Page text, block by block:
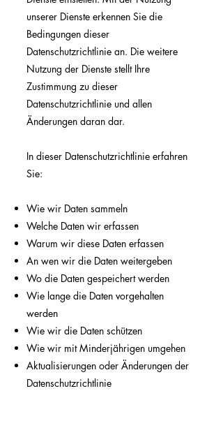
unserer Dienste erkennen Sie die
Bedingungen dieser
Datenschutzrichtlinie an. Die weitere
Nutzung der Dienste stellt Ihre
Zustimmung zu dieser
Datenschutzrichtlinie und allen
Änderungen daran dar.
In dieser Datenschutzrichtlinie erfahren
Sie:
Wie wir Daten sammeln
Welche Daten wir erfassen
Warum wir diese Daten erfassen
An wen wir die Daten weitergeben
Wo die Daten gespeichert werden
Wie lange die Daten vorgehalten
werden
Wie wir die Daten schützen
Wie wir mit Minderjährigen umgehen
Aktualisierungen oder Änderungen der
Datenschutzrichtlinie